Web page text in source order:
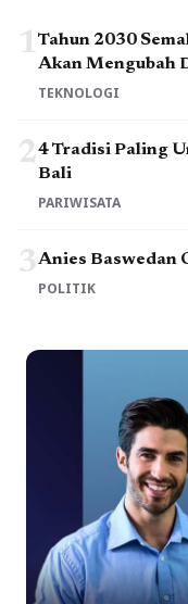
1Tahun 2030
Akan Mengubah
TEKNOLOGI
24 Tradisi Paling
Bali
PARIWISATA
3Anies Baswedan
POLITIK